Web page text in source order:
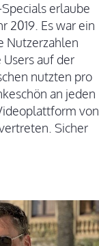
erlaube
2019. Es war ein
Nutzerzahlen
auf der
nutzten pro
an jeden
von
Sicher